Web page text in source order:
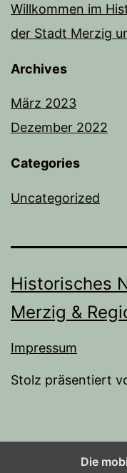
Willkommen im
der Stadt Merzig
Archives
März 2023
Dezember 2022
Categories
Uncategorized
Historisches
Merzig &
Impressum
Stolz präsentiert
Die